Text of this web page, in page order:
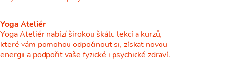
Yoga Ateliér
Yoga Ateliér nabízí širokou škálu lekcí a kurzů,
které vám pomohou odpočinout si, získat novou
energii a podpořit vaše fyzické i psychické zdraví.